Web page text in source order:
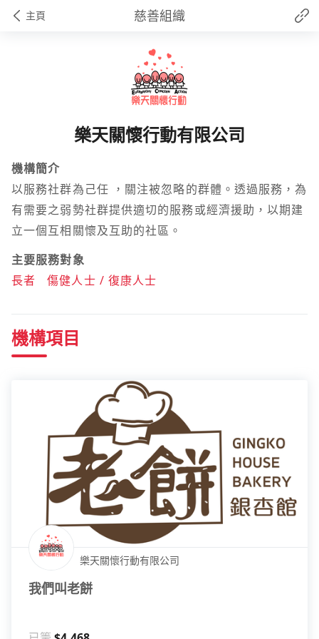
主頁 慈善組織
樂天關懷行動有限公司
機構簡介
以服務社群為己任 ，關注被忽略的群體。透過服務，為
有需要之弱勢社群提供適切的服務或經濟援助，以期建
立一個互相關懷及互助的社區。
主要服務對象
長者
傷健人士 / 復康人士
機構項目
樂天關懷行動有限公司
我們叫老餅